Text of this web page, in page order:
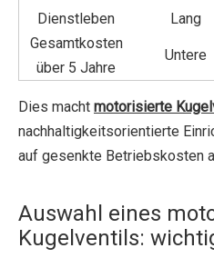
Dienstleben
Lang
Gesamtkosten
über 5 Jahre
Untere
Dies macht motorisierte
nachhaltigkeitsorientierte
auf gesenkte Betriebskosten
Auswahl eines
Kugelventils: